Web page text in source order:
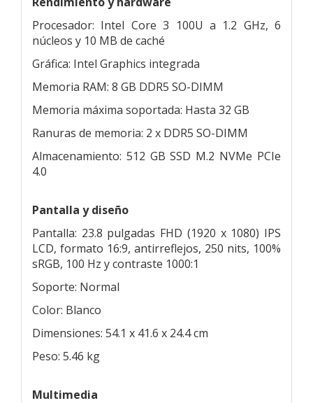
Procesador: Intel Core 3 100U a 1.2 GHz, 6
núcleos y 10 MB de caché
Gráfica: Intel Graphics integrada
Memoria RAM: 8 GB DDR5 SO-DIMM
Memoria máxima soportada: Hasta 32 GB
Ranuras de memoria: 2 x DDR5 SO-DIMM
Almacenamiento: 512 GB SSD M.2 NVMe PCIe
4.0
Pantalla y diseño
Pantalla: 23.8 pulgadas FHD (1920 x 1080) IPS
LCD, formato 16:9, antirreflejos, 250 nits, 100%
sRGB, 100 Hz y contraste 1000:1
Soporte: Normal
Color: Blanco
Dimensiones: 54.1 x 41.6 x 24.4 cm
Peso: 5.46 kg
Multimedia